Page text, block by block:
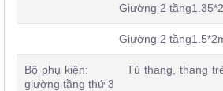
Giường 2 tầng1.35*2m:
Giường 2 tầng1.5*2m:
Bộ phụ kiện: Tủ thang, thang
giường tầng thứ 3